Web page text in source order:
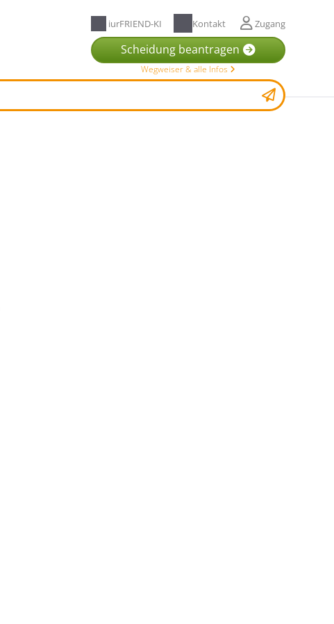
iurFRIEND-KI Kontakt Zugang
Scheidung beantragen
Wegweiser & alle Infos